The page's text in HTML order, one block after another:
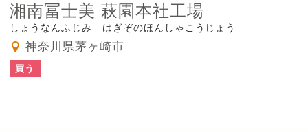
湘南冨士美 萩園本社工場
しょうなんふじみ はぎぞのほんしゃこうじょう
神奈川県茅ヶ崎市
買う